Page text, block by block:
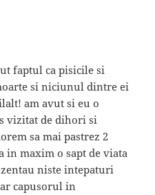
faptul ca pisicile si
si niciunul dintre ei
am avut si eu o
vizitat de dihori si
sa mai pastrez 2
in maxim o sapt de viata
niste intepaturi
capusorul in